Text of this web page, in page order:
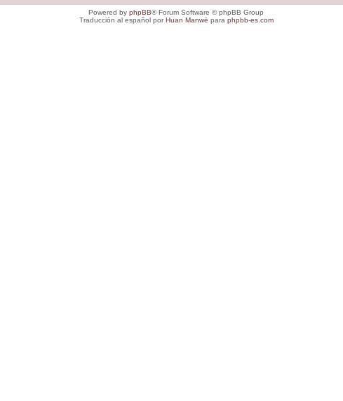
Powered by phpBB® Forum Software © phpBB Group
Traducción al español porHuan Manwë para phpbb-es.com